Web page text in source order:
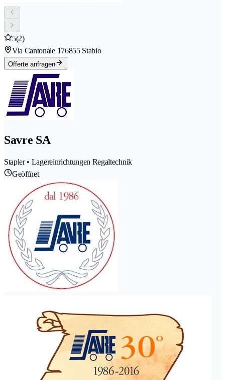
5(2)
Via Cantonale 176855 Stabio
Offerte anfragen
Savre SA
Stapler • Lagereinrichtungen Regaltechnik
Geöffnet